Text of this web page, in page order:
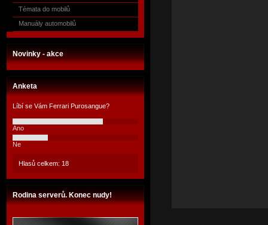
Témata do mobilů
Manuály automobilů
Novinky - akce
Anketa
Líbí se Vám Ferrari Purosangue?
Ano
Ne
Hlasů celkem: 18
Rodina serverů. Konec nudy!